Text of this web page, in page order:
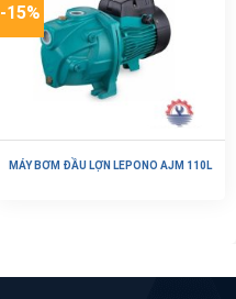
-15%
MÁY BƠM ĐẦU LỢN LEPONO AJM 110L